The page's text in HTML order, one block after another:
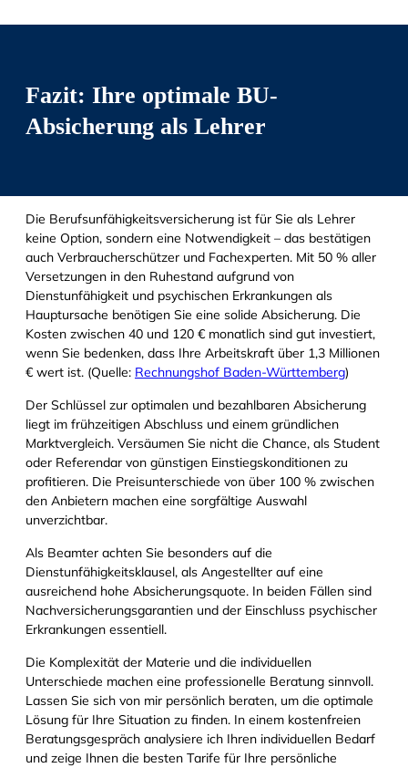
Fazit: Ihre optimale BU-
Absicherung als Lehrer
Die Berufsunfähigkeitsversicherung ist für Sie als Lehrer
keine Option, sondern eine Notwendigkeit – das bestätigen
auch Verbraucherschützer und Fachexperten. Mit 50 % aller
Versetzungen in den Ruhestand aufgrund von
Dienstunfähigkeit und psychischen Erkrankungen als
Hauptursache benötigen Sie eine solide Absicherung. Die
Kosten zwischen 40 und 120 € monatlich sind gut investiert,
wenn Sie bedenken, dass Ihre Arbeitskraft über 1,3 Millionen
€ wert ist. (Quelle: Rechnungshof Baden-Württemberg)
Der Schlüssel zur optimalen und bezahlbaren Absicherung
liegt im frühzeitigen Abschluss und einem gründlichen
Marktvergleich. Versäumen Sie nicht die Chance, als Student
oder Referendar von günstigen Einstiegskonditionen zu
profitieren. Die Preisunterschiede von über 100 % zwischen
den Anbietern machen eine sorgfältige Auswahl
unverzichtbar.
Als Beamter achten Sie besonders auf die
Dienstunfähigkeitsklausel, als Angestellter auf eine
ausreichend hohe Absicherungsquote. In beiden Fällen sind
Nachversicherungsgarantien und der Einschluss psychischer
Erkrankungen essentiell.
Die Komplexität der Materie und die individuellen
Unterschiede machen eine professionelle Beratung sinnvoll.
Lassen Sie sich von mir persönlich beraten, um die optimale
Lösung für Ihre Situation zu finden. In einem kostenfreien
Beratungsgespräch analysiere ich Ihren individuellen Bedarf
und zeige Ihnen die besten Tarife für Ihre persönliche